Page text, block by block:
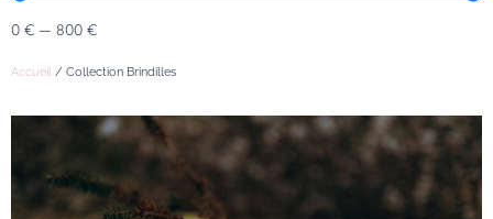
0 € — 800 €
Accueil / Collection Brindilles